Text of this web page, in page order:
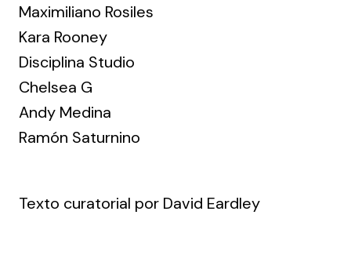
Maximiliano Rosiles
Kara Rooney
Disciplina Studio
Chelsea G
Andy Medina
Ramón Saturnino
Texto curatorial por David Eardley